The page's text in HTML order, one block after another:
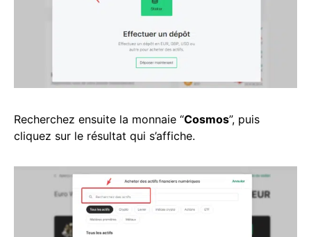
Recherchez ensuite la monnaie “Cosmos”, puis
cliquez sur le résultat qui s’affiche.